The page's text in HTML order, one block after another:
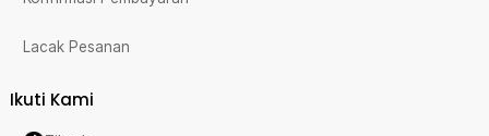
Lacak Pesanan
Ikuti Kami